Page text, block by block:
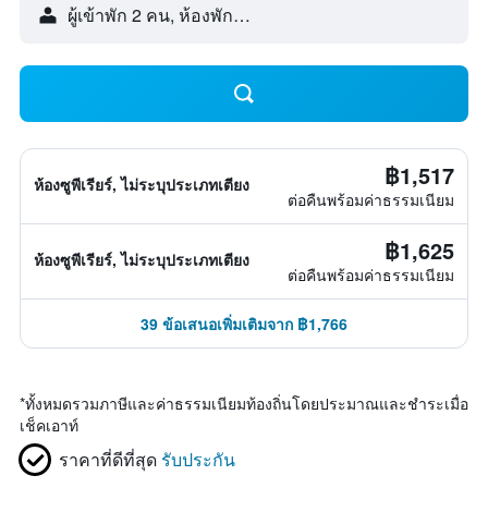
ผู้เข้าพัก 2 คน, ห้องพัก 1 ห้อง
ห้องซูพีเรียร์, ไม่ระบุประเภทเตียง ฿1,517
ต่อคืนพร้อมค่าธรรมเนียม
ห้องซูพีเรียร์, ไม่ระบุประเภทเตียง ฿1,625
ต่อคืนพร้อมค่าธรรมเนียม
39 ข้อเสนอเพิ่มเติมจาก ฿1,766
*ทั้งหมดรวมภาษีและค่าธรรมเนียมท้องถิ่นโดยประมาณและชำระเมื่อ
เช็คเอาท์
ราคาที่ดีที่สุด รับประกัน